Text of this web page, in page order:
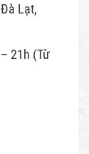
Lạt,
21h (Từ